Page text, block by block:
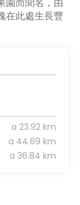
在此處生長豐
a 23.92 km
a 44.69 km
a 36.84 km